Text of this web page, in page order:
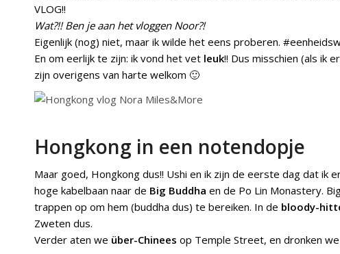
VLOG!!
Wat?!! Ben je aan het vloggen Noor?!
Eigenlijk (nog) niet, maar ik wilde het eens proberen.
En om eerlijk te zijn: ik vond het vet leuk!! Dus misschien (als ik
zijn overigens van harte welkom 🙂
Hongkong in een notendopje
Maar goed, Hongkong dus!! Ushi en ik zijn de eerste dag dat ik
hoge kabelbaan naar de Big Buddha en de Po Lin Monastery.
trappen op om hem (buddha dus) te bereiken. In de bloody-
Zweten dus.
Verder aten we über-Chinees op Temple Street, en dronken